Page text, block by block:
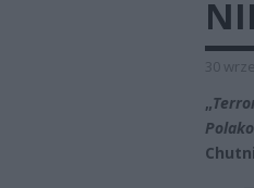
30
„